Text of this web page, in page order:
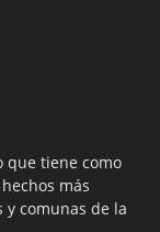
que tiene como
más
comunas de la